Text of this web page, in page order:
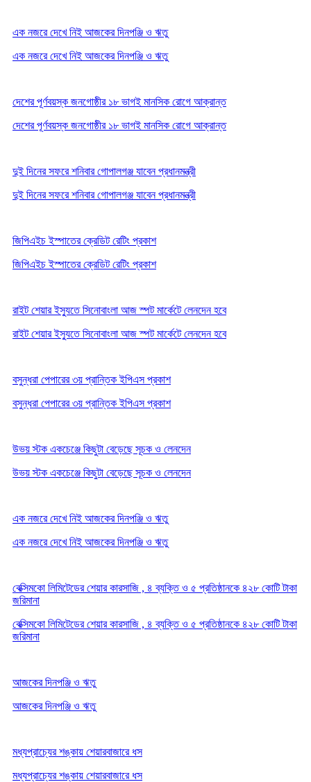
এক নজরে দেখে নিই আজকের দিনপঞ্জি ও ঋতু
এক নজরে দেখে নিই আজকের দিনপঞ্জি ও ঋতু
দেশের পূর্ণবয়স্ক জনগোষ্ঠীর ১৮ ভাগই মানসিক রোগে আক্রান্ত
দেশের পূর্ণবয়স্ক জনগোষ্ঠীর ১৮ ভাগই মানসিক রোগে আক্রান্ত
দুই দিনের সফরে শনিবার গোপালগঞ্জ যাবেন প্রধানমন্ত্রী
দুই দিনের সফরে শনিবার গোপালগঞ্জ যাবেন প্রধানমন্ত্রী
জিপিএইচ ইস্পাতের ক্রেডিট রেটিং প্রকাশ
জিপিএইচ ইস্পাতের ক্রেডিট রেটিং প্রকাশ
রাইট শেয়ার ইস্যুতে সিনোবাংলা আজ স্পট মার্কেটে লেনদেন হবে
রাইট শেয়ার ইস্যুতে সিনোবাংলা আজ স্পট মার্কেটে লেনদেন হবে
বসুন্ধরা পেপারের ৩য় প্রান্তিক ইপিএস প্রকাশ
বসুন্ধরা পেপারের ৩য় প্রান্তিক ইপিএস প্রকাশ
উভয় স্টক একচেঞ্জে কিছুটা বেড়েছে সূচক ও লেনদেন
উভয় স্টক একচেঞ্জে কিছুটা বেড়েছে সূচক ও লেনদেন
এক নজরে দেখে নিই আজকের দিনপঞ্জি ও ঋতু
এক নজরে দেখে নিই আজকের দিনপঞ্জি ও ঋতু
বেক্সিমকো লিমিটেডের শেয়ার কারসাজি , ৪ ব্যক্তি ও ৫ প্রতিষ্ঠানকে ৪২৮ কোটি টাকা
জরিমানা
বেক্সিমকো লিমিটেডের শেয়ার কারসাজি , ৪ ব্যক্তি ও ৫ প্রতিষ্ঠানকে ৪২৮ কোটি টাকা
জরিমানা
আজকের দিনপঞ্জি ও ঋতু
আজকের দিনপঞ্জি ও ঋতু
মধ্যপ্রাচ্যের শঙ্কায় শেয়ারবাজারে ধস
মধ্যপ্রাচ্যের শঙ্কায় শেয়ারবাজারে ধস